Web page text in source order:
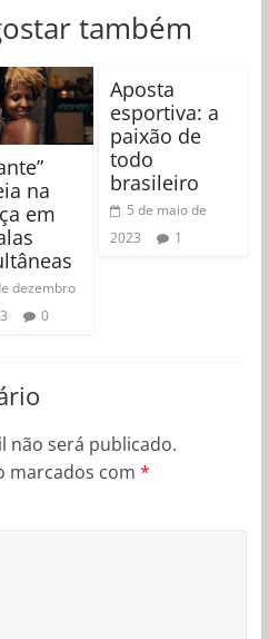
também
na
em
dezembro
0
Aposta
esportiva: a
paixão de
todo
brasileiro
5 de maio de
2023
1
não será publicado.
marcados com *